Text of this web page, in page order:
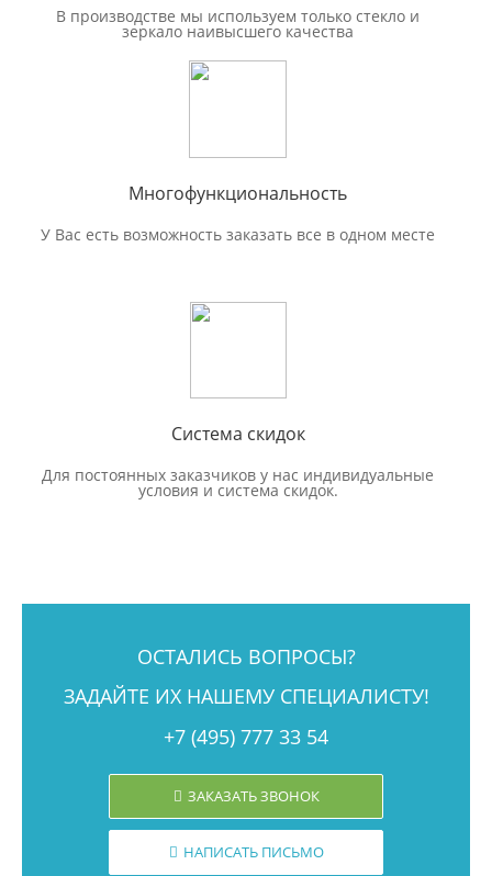
В производстве мы используем только стекло и
зеркало наивысшего качества
Многофункциональность
У Вас есть возможность заказать все в одном месте
Система скидок
Для постоянных заказчиков у нас индивидуальные
условия и система скидок.
ОСТАЛИСЬ ВОПРОСЫ?
ЗАДАЙТЕ ИХ НАШЕМУ СПЕЦИАЛИСТУ!
+7 (495) 777 33 54
ЗАКАЗАТЬ ЗВОНОК
НАПИСАТЬ ПИСЬМО